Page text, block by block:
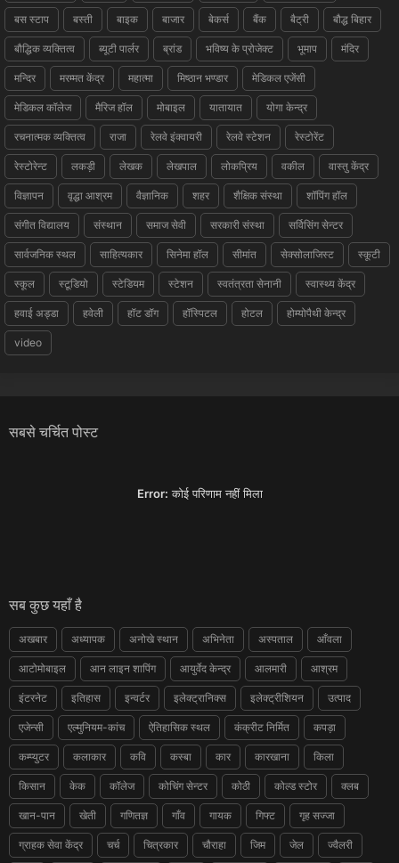
बस स्टाप बस्ती बाइक बाजार बेकर्स बैंक बैट्री बौद्ध बिहार
बौद्धिक व्यक्तित्व ब्यूटी पार्लर ब्रांड भविष्य के प्रोजेक्ट भूमाप मंदिर
मन्दिर मरम्मत केंद्र महात्मा मिष्ठान भण्डार मेडिकल एजेंसी
मेडिकल कॉलेज मैरिज हॉल मोबाइल यातायात योगा केन्द्र
रचनात्मक व्यक्तित्व राजा रेलवे इंक्वायरी रेलवे स्टेशन रेस्टोरेंट
रेस्टोरेन्ट लकड़ी लेखक लेखपाल लोकप्रिय वकील वास्तु केंद्र
विज्ञापन वृद्धा आश्रम वैज्ञानिक शहर शैक्षिक संस्था शॉपिंग हॉल
संगीत विद्यालय संस्थान समाज सेवी सरकारी संस्था सर्विसिंग सेन्टर
सार्वजनिक स्थल साहित्यकार सिनेमा हॉल सीमांत सेक्सोलाजिस्ट स्कूटी
स्कूल स्टूडियो स्टेडियम स्टेशन स्वतंत्रता सेनानी स्वास्थ्य केंद्र
हवाई अड्डा हवेली हॉट डॉग हॉस्पिटल होटल होम्योपैथी केन्द्र
video
सबसे चर्चित पोस्ट
Error: कोई परिणाम नहीं मिला
सब कुछ यहाँ है
अखबार अध्यापक अनोखे स्थान अभिनेता अस्पताल आँवला
आटोमोबाइल आन लाइन शापिंग आयुर्वेद केन्द्र आलमारी आश्रम
इंटरनेट इतिहास इन्वर्टर इलेक्ट्रानिक्स इलेक्ट्रीशियन उत्पाद
एजेन्सी एल्मुनियम-कांच ऐतिहासिक स्थल कंक्रीट निर्मित कपड़ा
कम्प्युटर कलाकार कवि कस्बा कार कारखाना किला
किसान केक कॉलेज कोचिंग सेन्टर कोठी कोल्ड स्टोर क्लब
खान-पान खेती गणितज्ञ गाँव गायक गिफ्ट गृह सज्जा
ग्राहक सेवा केंद्र चर्च चित्रकार चौराहा जिम जेल ज्वैलरी